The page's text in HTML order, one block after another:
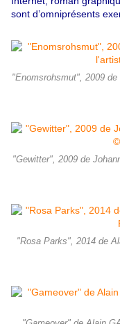
sont d’omniprésents
"Enomsrohsmut", 2009
"Gewitter", 2009 de
"Rosa Parks", 2014 de